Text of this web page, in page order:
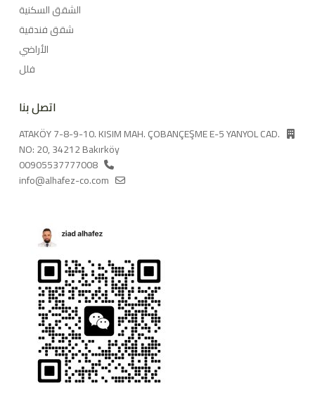
الشقق السكنية
شقق فندقية
الأراضي
فلل
اتصل بنا
ATAKÖY 7-8-9-10. KISIM MAH. ÇOBANÇEŞME E-5 YANYOL CAD.
NO: 20, 34212 Bakırköy
00905537777008
info@alhafez-co.com